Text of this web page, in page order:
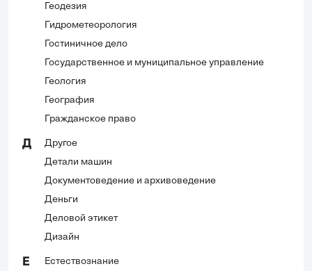
Геодезия
Гидрометеорология
Гостиничное дело
Государственное и муниципальное управление
Геология
География
Гражданское право
Д
Другое
Детали машин
Документоведение и архивоведение
Деньги
Деловой этикет
Дизайн
Е Естествознание